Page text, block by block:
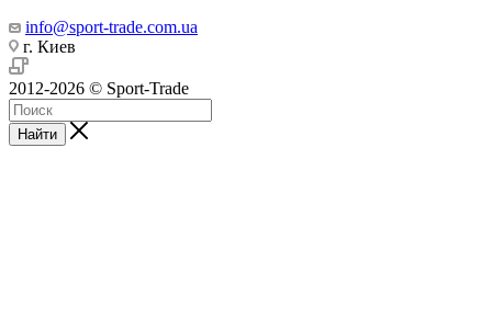
info@sport-trade.com.ua
г. Киев
2012-2026 © Sport-Trade
Найти